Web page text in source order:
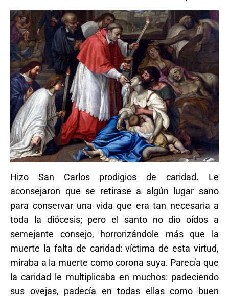
Hizo San Carlos prodigios de caridad. Le
aconsejaron que se retirase a algún lugar sano
para conservar una vida que era tan necesaria a
toda la diócesis; pero el santo no dio oídos a
semejante consejo, horrorizándole más que la
muerte la falta de caridad: víctima de esta virtud,
miraba a la muerte como corona suya. Parecía que
la caridad le multiplicaba en muchos: padeciendo
sus ovejas, padecía en todas ellas como buen